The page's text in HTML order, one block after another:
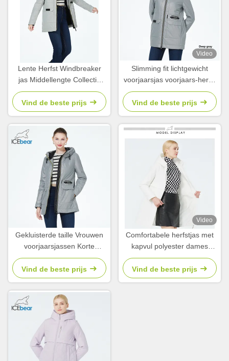
Lente Herfst Windbreaker
jas Middellengte Collectie
Lentejassen Voor Vrouwen
Herfst
Vind de beste prijs
Video
Slimming fit lichtgewicht
voorjaarsjas voorjaars-herfst
zippered waist windbreaker
jas
Vind de beste prijs
Gekluisterde taille Vrouwen
voorjaarsjassen Korte
waterdichte Windbreaker
Slimming Fit
Vind de beste prijs
Video
Comfortabele herfstjas met
kapvul polyester dames
lentejassen en jassen
Vind de beste prijs